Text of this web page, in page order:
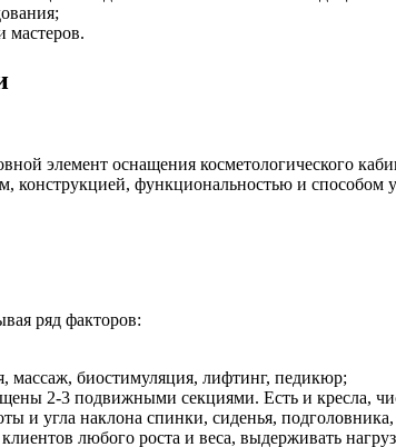
мастеров.
элемент оснащения косметологического
конструкцией, функциональностью и способом
ряд факторов:
массаж, биостимуляция, лифтинг, педикюр;
2-3 подвижными секциями. Есть и кресла,
и угла наклона спинки, сиденья,
любого роста и веса, выдерживать